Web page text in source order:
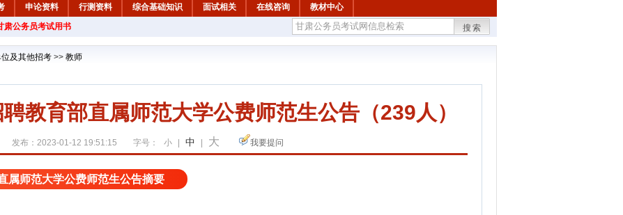
申论资料 行测资料 综合基础知识 面试相关 在线咨询
教材中心
肃公务员考试用书 搜索
及其他招考 >> 教师
教育部直属师范大学公费师范生公告（239人）
发布：2023-01-12 19:51:15 字号： 小 中 大 我要提问
属师范大学公费师范生公告摘要